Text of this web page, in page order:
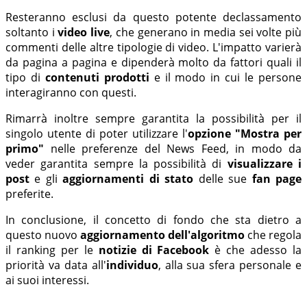
Resteranno esclusi da questo potente declassamento
soltanto ivideo live, che generano in media sei volte più
commenti delle altre tipologie di video. L'impatto varierà
da pagina a pagina e dipenderà molto da fattori quali il
tipo di contenuti prodotti e il modo in cui le persone
interagiranno con questi.
Rimarrà inoltre sempre garantita la possibilità per il
singolo utente di poter utilizzare l'opzione "Mostra per
primo" nelle preferenze del News Feed, in modo da
veder garantita sempre la possibilità di visualizzare i
post e gliaggiornamenti di stato delle sue fan page
preferite.
In conclusione, il concetto di fondo che sta dietro a
questo nuovo aggiornamento dell'algoritmo che regola
il ranking per le notizie di Facebook è che adesso la
priorità va data all'individuo, alla sua sfera personale e
ai suoi interessi.